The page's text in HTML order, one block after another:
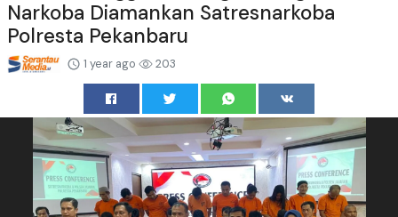
Narkoba Diamankan Satresnarkoba
Polresta Pekanbaru
1 year ago 203